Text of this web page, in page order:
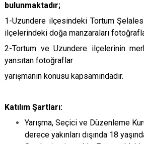
bulunmaktadır;
1-Uzundere ilçesindeki Tortum
ilçelerindeki doğa manzaraları
2-Tortum ve Uzundere ilçelerinin
yansıtan fotoğraflar
yarışmanın konusu kapsamındadır.
Katılım Şartları:
Yarışma, Seçici ve Düzenleme
derece yakınları dışında 18